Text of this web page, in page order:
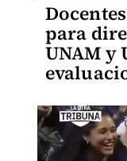
para
UNAM y